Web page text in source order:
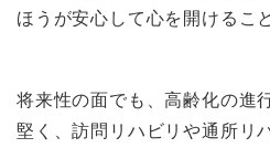
ほうが安心して心を開けるこ
将来性の面でも、高齢化の進
堅く、訪問リハビリや通所リ